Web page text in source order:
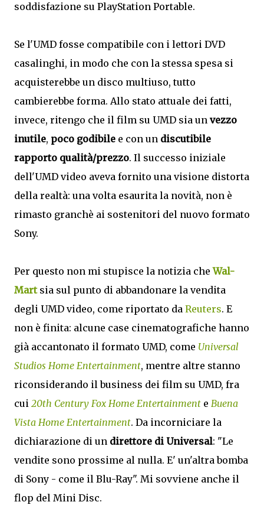
soddisfazione su PlayStation Portable.
Se l'UMD fosse compatibile con i lettori DVD
casalinghi, in modo che con la stessa spesa si
acquisterebbe un disco multiuso, tutto
cambierebbe forma. Allo stato attuale dei fatti,
invece, ritengo che il film su UMD sia un vezzo
inutile, poco godibile e con un discutibile
rapporto qualità/prezzo. Il successo iniziale
dell'UMD video aveva fornito una visione distorta
della realtà: una volta esaurita la novità, non è
rimasto granchè ai sostenitori del nuovo formato
Sony.
Per questo non mi stupisce la notizia cheWal-
Martsia sul punto di abbandonare la vendita
degli UMD video, come riportato da Reuters. E
non è finita: alcune case cinematografiche hanno
già accantonato il formato UMD, come Universal
Studios Home Entertainment, mentre altre stanno
riconsiderando il business dei film su UMD, fra
cui 20th Century Fox Home Entertainment e Buena
Vista Home Entertainment. Da incorniciare la
dichiarazione di un direttore di Universal: "Le
vendite sono prossime al nulla. E' un'altra bomba
di Sony - come il Blu-Ray". Mi sovviene anche il
flop del Mini Disc.